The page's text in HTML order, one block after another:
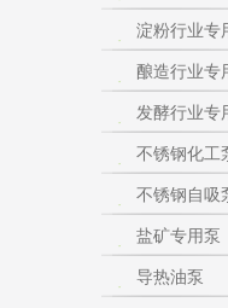
淀粉行业专
酿造行业专
发酵行业专
不锈钢化工
不锈钢自吸
盐矿专用泵
导热油泵